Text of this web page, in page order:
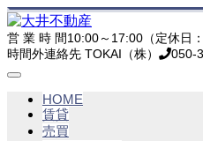
営 業 時 間10:00～17:00（定休日
時間外連絡先 TOKAI（株）
050-
HOME
賃貸
売買